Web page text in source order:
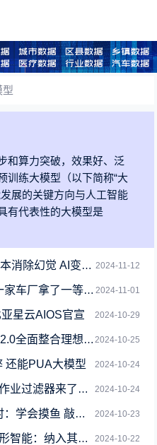
型
和算力突破，效果好、泛
训练大模型（以下简称“大
展的关键方向与人工智能
有代表性的大模型是
2024-11-12
AI变得可用可信赖！
2024-11-01
厂拿了一等奖！
2024-10-29
星云AIOS官宣
2024-10-25
整合理想同学能力
2024-10-24
还能PUA大模型
2024-10-24
用大模型帮学生减负
2024-10-23
敲着代码看风景去了
2024-10-22
纳入其CEO姜昱辰